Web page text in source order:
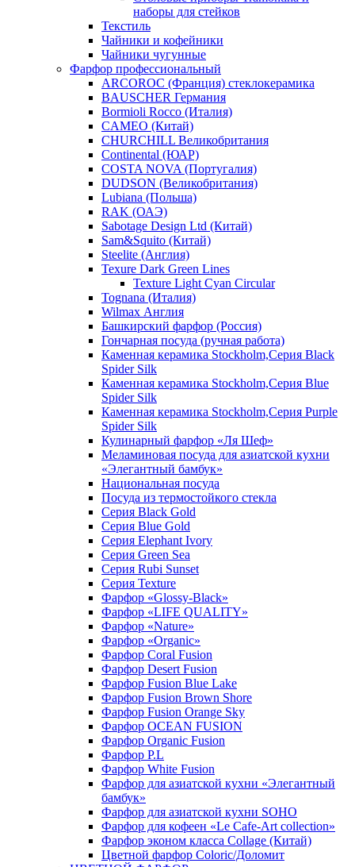
наборы для стейков
Текстиль
Чайники и кофейники
Чайники чугунные
Фарфор профессиональный
ARCOROC (Франция) стеклокерамика
BAUSCHER Германия
Bormioli Rocco (Италия)
CAMEO (Китай)
CHURCHILL Великобритания
Continental (ЮАР)
COSTA NOVA (Португалия)
DUDSON (Великобритания)
Lubiana (Польша)
RAK (ОАЭ)
Sabotage Design Ltd (Китай)
Sam&Squito (Китай)
Steelite (Англия)
Texure Dark Green Lines
Texture Light Cyan Circular
Tognana (Италия)
Wilmax Англия
Башкирский фарфор (Россия)
Гончарная посуда (ручная работа)
Каменная керамика Stockholm,Серия Black
Spider Silk
Каменная керамика Stockholm,Серия Blue
Spider Silk
Каменная керамика Stockholm,Серия Purple
Spider Silk
Кулинарный фарфор «Ля Шеф»
Меламиновая посуда для азиатской кухни
«Элегантный бамбук»
Национальная посуда
Посуда из термостойкого стекла
Серия Black Gold
Серия Blue Gold
Серия Elephant Ivory
Серия Green Sea
Серия Rubi Sunset
Серия Texture
Фарфор «Glossy-Black»
Фарфор «LIFE QUALITY»
Фарфор «Nature»
Фарфор «Organic»
Фарфор Coral Fusion
Фарфор Desert Fusion
Фарфор Fusion Blue Lake
Фарфор Fusion Brown Shore
Фарфор Fusion Orange Sky
Фарфор OCEAN FUSION
Фарфор Organic Fusion
Фарфор P.L
Фарфор White Fusion
Фарфор для азиатской кухни «Элегантный
бамбук»
Фарфор для азиатской кухни SOHO
Фарфор для кофеен «Le Cafe-Art collection»
Фарфор эконом класса Collage (Китай)
Цветной фарфор Coloric/Доломит